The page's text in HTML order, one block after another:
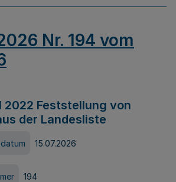
Nr. 194 vom
2022 Feststellung von
der Landesliste
15.07.2026
194